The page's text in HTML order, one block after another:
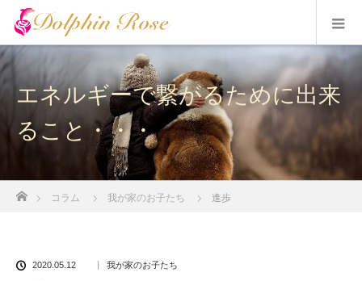
エネルギーで繋がるために出来
ること・・・
コラム 我が家のお子たち 進歩
2020.05.12 我が家のお子たち